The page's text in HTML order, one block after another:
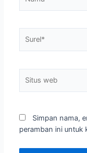
web
Simpan nama,
peramban ini untuk